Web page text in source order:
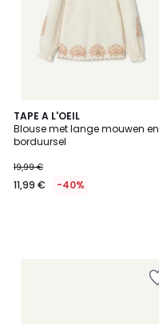
TAPE A L'OEIL
Blouse met lange mouwen en
borduursel
19,99 €
11,99 € -40%